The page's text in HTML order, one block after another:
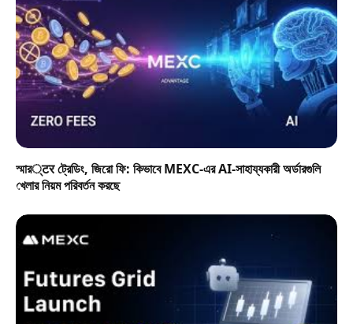
স্মার्टर ট্রেডিং, জিরো ফি: কিভাবে MEXC-এর AI-সাহায্যকারী অর্ডারগুলি
খেলার নিয়ম পরিবর্তন করছে